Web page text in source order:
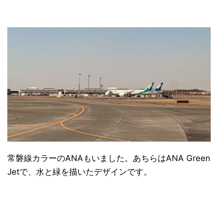
常磐線カラーのANAもいました。あちらはANA Green
Jetで、水と緑を描いたデザインです。